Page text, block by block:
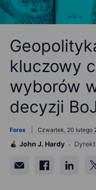
kluczowy
wyborów
decyzji
Forex Czwartek, 20 lutego
John J. Hardy